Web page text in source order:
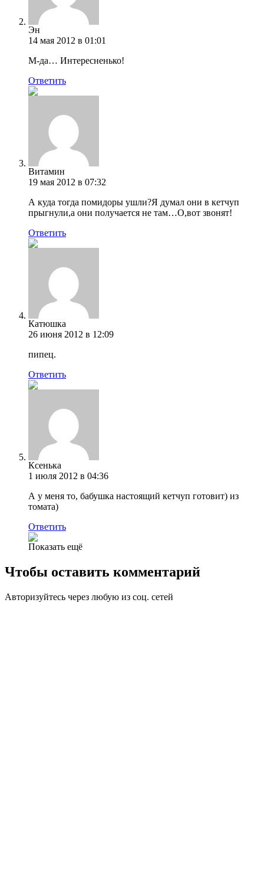
Эн
14 мая 2012 в 01:01
М-да… Интересненько!
Ответить
Витамин
19 мая 2012 в 07:32
А куда тогда помидоры ушли?Я думал они в кетчуп
прыгнули,а они получается не там…О,вот звонят!
Ответить
Катюшка
26 июня 2012 в 12:09
пипец.
Ответить
Ксенька
1 июля 2012 в 04:36
А у меня то, бабушка настоящий кетчуп готовит) из
томата)
Ответить
Показать ещё
Чтобы оставить комментарий
Авторизуйтесь через любую из соц. сетей